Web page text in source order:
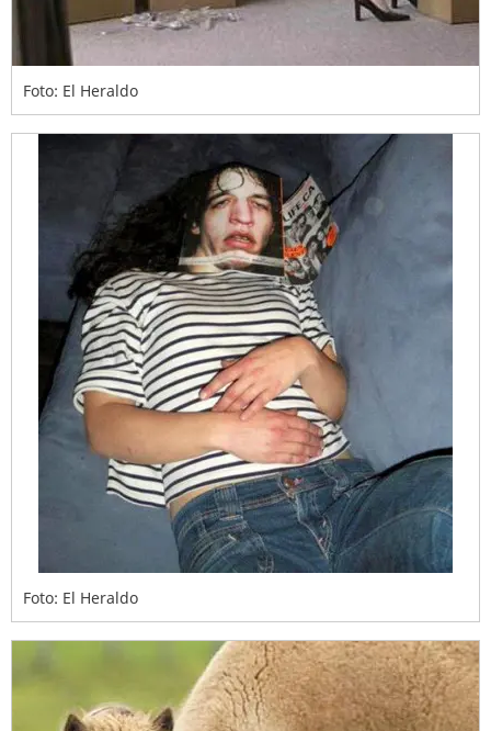
Foto: El Heraldo
Foto: El Heraldo